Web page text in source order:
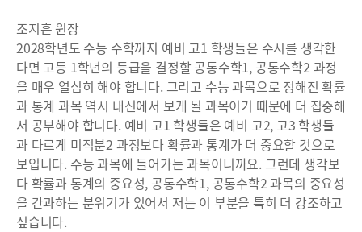
조지흔 원장
2028학년도 수능 수학까지 예비 고1 학생들은 수시를 생각한
다면 고등 1학년의 등급을 결정할 공통수학1, 공통수학2 과정
을 매우 열심히 해야 합니다. 그리고 수능 과목으로 정해진 확률
과 통계 과목 역시 내신에서 보게 될 과목이기 때문에 더 집중해
서 공부해야 합니다. 예비 고1 학생들은 예비 고2, 고3 학생들
과 다르게 미적분2 과정보다 확률과 통계가 더 중요할 것으로
보입니다. 수능 과목에 들어가는 과목이니까요. 그런데 생각보
다 확률과 통계의 중요성, 공통수학1, 공통수학2 과목의 중요성
을 간과하는 분위기가 있어서 저는 이 부분을 특히 더 강조하고
싶습니다.